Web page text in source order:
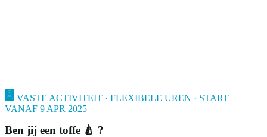
VASTE ACTIVITEIT · FLEXIBELE UREN · START
VANAF 9 APR 2025
Ben jij een toffe 🍐 ?